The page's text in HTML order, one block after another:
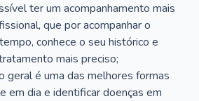
ter um acompanhamento mais
que por acompanhar o
conhece o seu histórico e
mais preciso;
geral é uma das melhores formas
em dia e identificar doenças em